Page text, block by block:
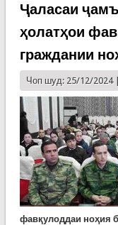
Ҷаласаи
ҳолатҳои
граждании
Чоп шуд: 25/12/2024 |
фавқулоддаи ноҳия